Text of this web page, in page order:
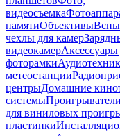
видеосъемка
памятиОбъективы
чехлы для камер
видеокамерАксессуары
фоторамки
метеостанции
центрыДомашние
системы
для виниловых
пластинки